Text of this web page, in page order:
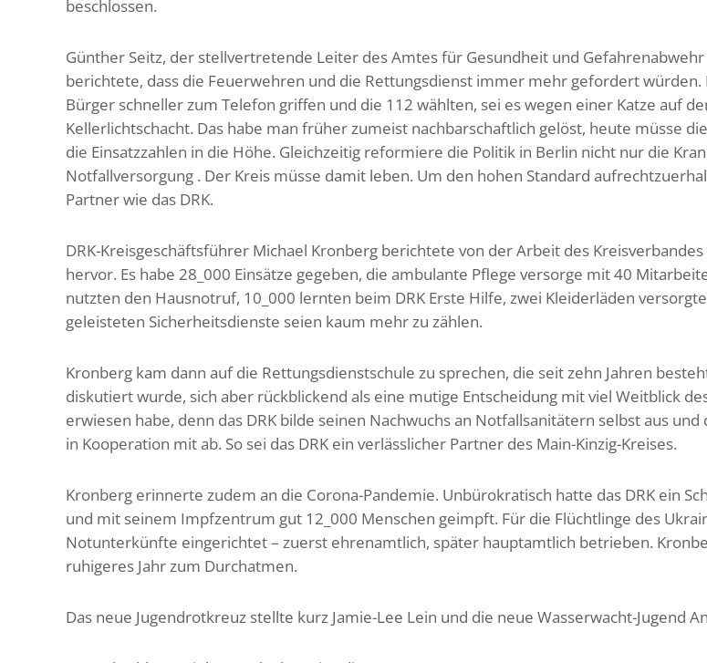
beschlossen.
Günther Seitz, der stellvertretende Leiter des Amtes für Gesundheit und Gefahrenabwehr
berichtete, dass die Feuerwehren und die Rettungsdienst immer mehr gefordert würden.
Bürger schneller zum Telefon griffen und die 112 wählten, sei es wegen einer Katze auf
Kellerlichtschacht. Das habe man früher zumeist nachbarschaftlich gelöst, heute müsse
die Einsatzzahlen in die Höhe. Gleichzeitig reformiere die Politik in Berlin nicht nur die
Notfallversorgung . Der Kreis müsse damit leben. Um den hohen Standard
Partner wie das DRK.
DRK-Kreisgeschäftsführer Michael Kronberg berichtete von der Arbeit des
hervor. Es habe 28_000 Einsätze gegeben, die ambulante Pflege versorge mit 40
nutzten den Hausnotruf, 10_000 lernten beim DRK Erste Hilfe, zwei Kleiderläden
geleisteten Sicherheitsdienste seien kaum mehr zu zählen.
Kronberg kam dann auf die Rettungsdienstschule zu sprechen, die seit zehn Jahren
diskutiert wurde, sich aber rückblickend als eine mutige Entscheidung mit viel Weitblick
erwiesen habe, denn das DRK bilde seinen Nachwuchs an Notfallsanitätern selbst aus
in Kooperation mit ab. So sei das DRK ein verlässlicher Partner des Main-Kinzig-Kreises.
Kronberg erinnerte zudem an die Corona-Pandemie. Unbürokratisch hatte das DRK ein
und mit seinem Impfzentrum gut 12_000 Menschen geimpft. Für die Flüchtlinge des
Notunterkünfte eingerichtet – zuerst ehrenamtlich, später hauptamtlich betrieben.
ruhigeres Jahr zum Durchatmen.
Das neue Jugendrotkreuz stellte kurz Jamie-Lee Lein und die neue Wasserwacht-Jugend